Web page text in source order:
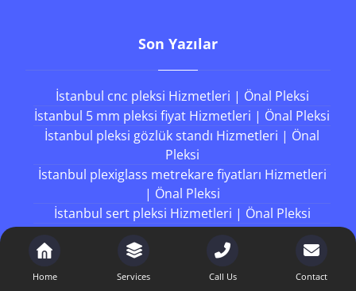
Son Yazılar
İstanbul cnc pleksi Hizmetleri | Önal Pleksi
İstanbul 5 mm pleksi fiyat Hizmetleri | Önal Pleksi
İstanbul pleksi gözlük standı Hizmetleri | Önal
Pleksi
İstanbul plexiglass metrekare fiyatları Hizmetleri
| Önal Pleksi
İstanbul sert pleksi Hizmetleri | Önal Pleksi
Working Hours
Home Services Call Us Contact